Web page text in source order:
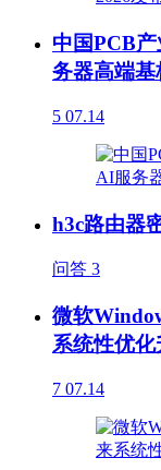
中国PCB
务器高端基
5 07.14
h3c路由器
问答 3
微软
系统性优化
7 07.14